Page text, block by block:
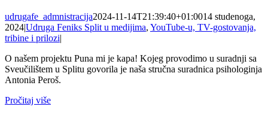
udrugafe_admnistracija2024-11-14T21:39:40+01:0014 studenoga,
2024|Udruga Feniks Split u medijima, YouTube-u, TV-gostovanja,
tribine i prilozi|
O našem projektu Puna mi je kapa! Kojeg provodimo u suradnji sa
Sveučilištem u Splitu govorila je naša stručna suradnica psihologinja
Antonia Peroš.
Pročitaj više